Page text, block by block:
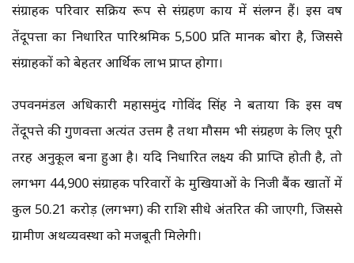
संग्राहक परिवार सक्रिय रूप से संग्रहण कार्य में संलग्न हैं। इस वर्ष
तेंदूपत्ता का निर्धारित पारिश्रमिक 5,500 प्रति मानक बोरा है, जिससे
संग्राहकों को बेहतर आर्थिक लाभ प्राप्त होगा।
उपवनमंडल अधिकारी महासमुंद गोविंद सिंह ने बताया कि इस वर्ष
तेंदूपत्ते की गुणवत्ता अत्यंत उत्तम है तथा मौसम भी संग्रहण के लिए पूरी
तरह अनुकूल बना हुआ है। यदि निर्धारित लक्ष्य की प्राप्ति होती है, तो
लगभग 44,900 संग्राहक परिवारों के मुखियाओं के निजी बैंक खातों में
कुल 50.21 करोड़ (लगभग) की राशि सीधे अंतरित की जाएगी, जिससे
ग्रामीण अर्थव्यवस्था को मजबूती मिलेगी।